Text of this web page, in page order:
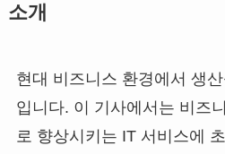
소개
현대 비즈니스 환경에서 생
입니다. 이 기사에서는 비즈
로 향상시키는 IT 서비스에